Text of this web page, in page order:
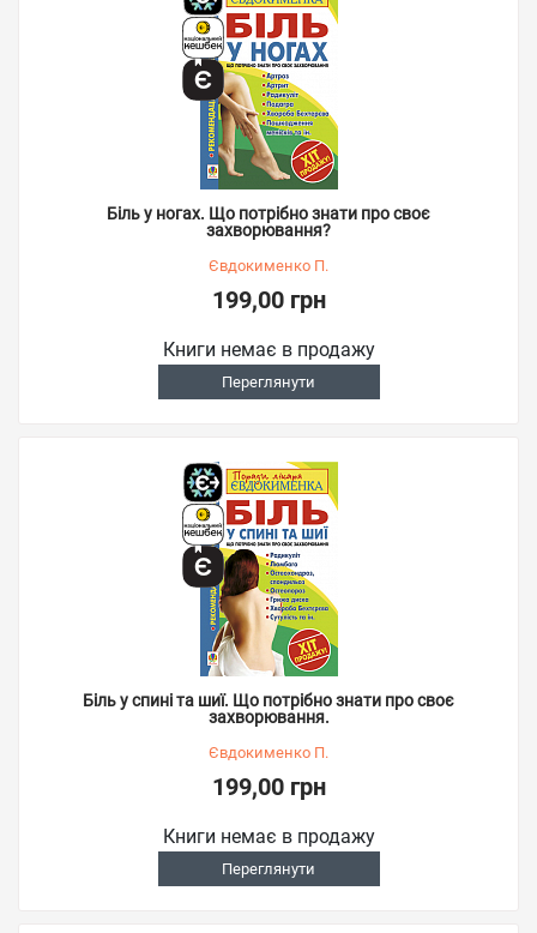
Біль у ногах. Що потрібно знати про своє
захворювання?
Євдокименко П.
199,00 грн
Книги немає в продажу
Переглянути
Біль у спині та шиї. Що потрібно знати про своє
захворювання.
Євдокименко П.
199,00 грн
Книги немає в продажу
Переглянути